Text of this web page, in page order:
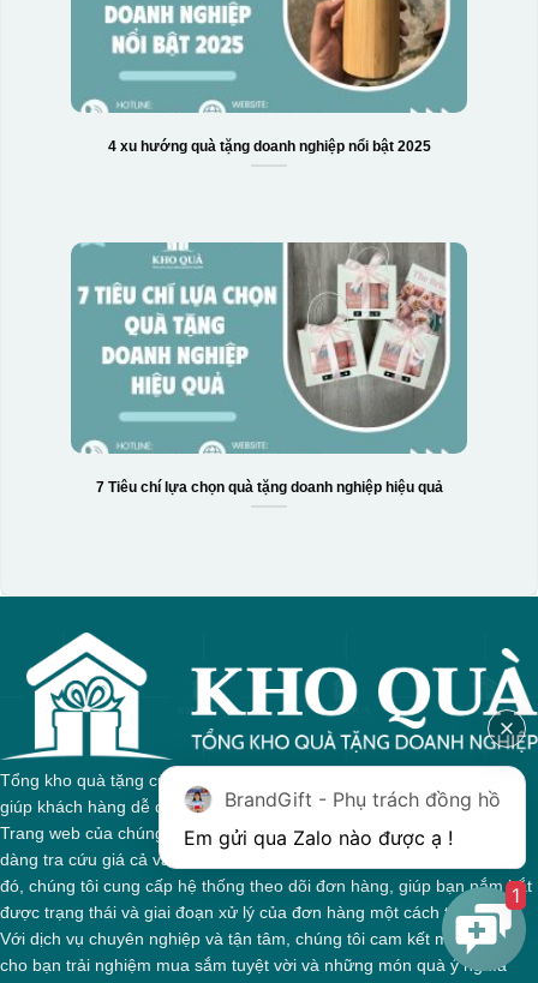
4 xu hướng quà tặng doanh nghiệp nổi bật 2025
7 Tiêu chí lựa chọn quà tặng doanh nghiệp hiệu quả
Tổng kho quà tặng của chúng tôi tự hào với sự đa dạng sản phẩm,
giúp khách hàng dễ dàng tìm kiếm quà tặng phù hợp cho mọi dịp.
Trang web của chúng tôi được thiết kế trực quan, cho phép bạn dễ
dàng tra cứu giá cả và thông tin chi tiết về từng sản phẩm. Bên cạnh
đó, chúng tôi cung cấp hệ thống theo dõi đơn hàng, giúp bạn nắm bắt
được trạng thái và giai đoạn xử lý của đơn hàng một cách thuận tiện.
Với dịch vụ chuyên nghiệp và tận tâm, chúng tôi cam kết mang đến
cho bạn trải nghiệm mua sắm tuyệt vời và những món quà ý nghĩa
BrandGift - Phụ trách đồng hồ
1